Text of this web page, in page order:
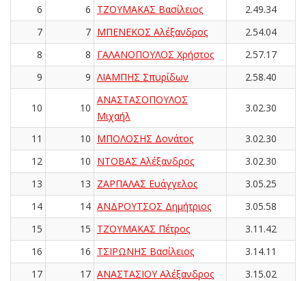
6
6 ΤΖΟΥΜΑΚΑΣ Βασίλειος
2.49.34
7
7 ΜΠΕΝΕΚΟΣ Αλέξανδρος
2.54.04
8
8 ΓΑΛΑΝΟΠΟΥΛΟΣ Χρήστος
2.57.17
9
9 ΛΙΑΜΠΗΣ Σπυρίδων 2.58.40
10 10
ΑΝΑΣΤΑΣΟΠΟΥΛΟΣ
Μιχαήλ
3.02.30
11 10 ΜΠΟΛΟΣΗΣ Δονάτος
3.02.30
12
10 ΝΤΟΒΑΣ Αλέξανδρος
3.02.30
13
13 ΖΑΡΠΑΛΑΣ Ευάγγελος
3.05.25
14
14 ΑΝΔΡΟΥΤΣΟΣ Δημήτριος
3.05.58
15
15 ΤΖΟΥΜΑΚΑΣ Πέτρος
3.11.42
16
16 ΤΣΙΡΩΝΗΣ Βασίλειος
3.14.11
17
17 ΑΝΑΣΤΑΣΙΟΥ Αλέξανδρος 3.15.02